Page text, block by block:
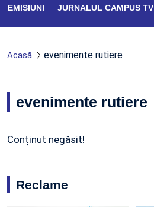
EMISIUNI JURNALUL CAMPUS TV
Acasă evenimente rutiere
evenimente rutiere
Conținut negăsit!
Reclame